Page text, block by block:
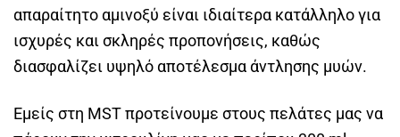
απαραίτητο αμινοξύ είναι ιδιαίτερα κατάλληλο για
ισχυρές και σκληρές προπονήσεις, καθώς
διασφαλίζει υψηλό αποτέλεσμα άντλησης μυών.
Εμείς στη MST προτείνουμε στους πελάτες μας να